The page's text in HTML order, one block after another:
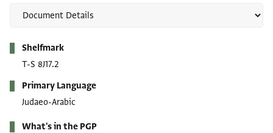
Shelfmark
T-S 8J17.2
Primary Language
Judaeo-Arabic
What's in the PGP